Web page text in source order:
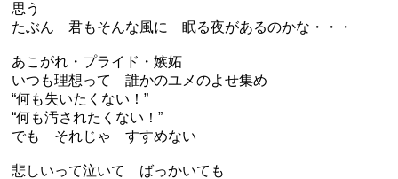
思う
たぶん 君もそんな風に 眠る夜があるのかな・・・
あこがれ・プライド・嫉妬
いつも理想って 誰かのユメのよせ集め
“何も失いたくない！”
“何も汚されたくない！”
でも それじゃ すすめない
悲しいって泣いて ばっかいても